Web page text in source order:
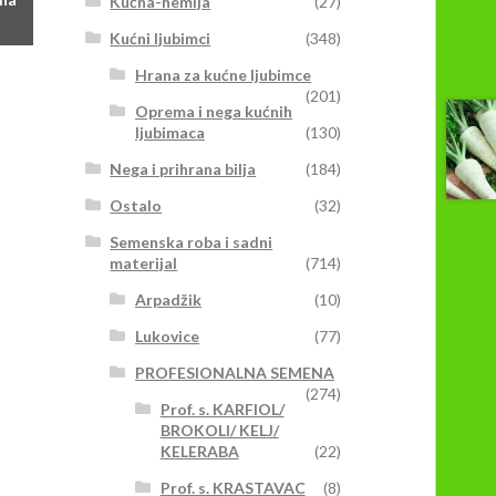
Kućni ljubimci
(348)
Hrana za kućne ljubimce
(201)
Oprema i nega kućnih
ljubimaca
(130)
Nega i prihrana bilja
(184)
Ostalo
(32)
Semenska roba i sadni
materijal
(714)
Arpadžik
(10)
Lukovice
(77)
PROFESIONALNA SEMENA
(274)
Prof. s. KARFIOL/
BROKOLI/ KELJ/
KELERABA
(22)
Prof. s. KRASTAVAC
(8)